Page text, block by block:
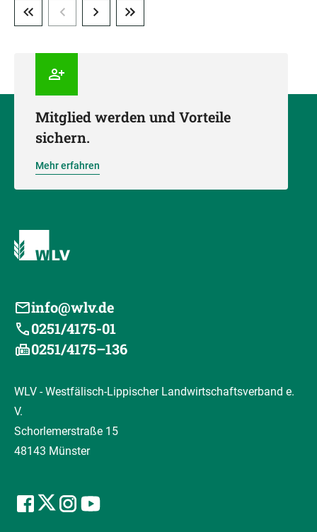
Mitglied werden und Vorteile
sichern.
Mehr erfahren
info@wlv.de
0251/4175-01
0251/4175–136
WLV - Westfälisch-Lippischer Landwirtschaftsverband e.
V.
Schorlemerstraße 15
48143 Münster